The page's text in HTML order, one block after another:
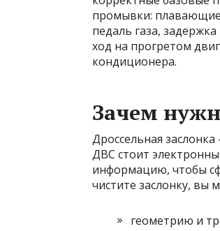
промывки: плавающие
педаль газа,
ход на прогретом
кондиционера.
Зачем
Дроссельная
ДВС стоит
информацию, чтобы
чистите заслонку, вы
геометрию и